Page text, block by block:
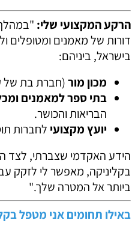
הרקע המקצועי שלי: "במהלך
דורות של מאמנים ומטופלים
בישראל, ביניהם:
מכון מור(חברת בת של
בתי ספר למאמנים
הבריאות והכושר.
יועץ מקצועי לחברות
הידע האקדמי שצברתי, לצד
בקליניקה, מאפשר לי לזקק
ביותר אל המטרה שלך."
באילו תחומים אני מטפל